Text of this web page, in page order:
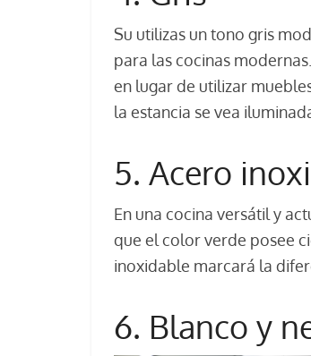
Su utilizas un tono gris
para las cocinas
en lugar de utilizar
la estancia se vea
5. Acero
En una cocina versátil y
que el color verde posee
inoxidable marcará la
6. Blanco y